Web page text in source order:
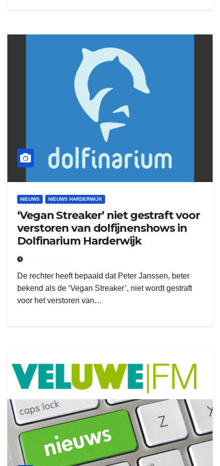
NIEUWS NIEUWS HARDERWIJK
‘Vegan Streaker’ niet gestraft voor
verstoren van dolfijnenshows in
Dolfinarium Harderwijk
De rechter heeft bepaald dat Peter Janssen, beter
bekend als de ‘Vegan Streaker’, niet wordt gestraft
voor het verstoren van…